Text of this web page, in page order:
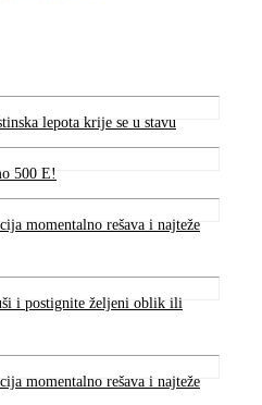
lepota krije se u stavu
500 E!
momentalno rešava i najteže
i postignite željeni oblik ili
momentalno rešava i najteže